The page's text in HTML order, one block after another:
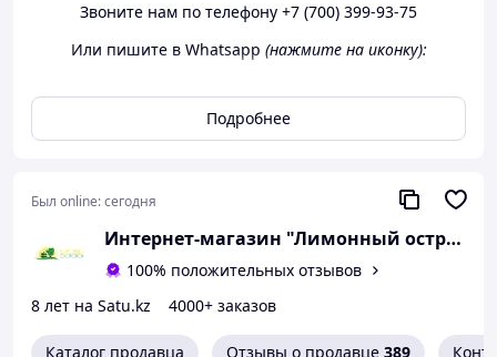
Звоните нам по телефону +7 (700) 399-93-75
Или пишите в Whatsapp (нажмите на иконку):
Точное местоположение магазинов в г. Алматы
Казахстанаобязательна частичная или полная
оплатазаказа (для большего доверия читайте
ассортимент нашего магазина- на нашем сайте:
Подробнее
Был online:сегодня
Интернет-магазин "Лимонный
100% положительных отзывов
8 лет на Satu.kz
4000+ заказов
Каталог продавца Отзывы о продавце 389